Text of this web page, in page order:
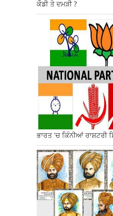
ਕੌਡੀ ਤੇ ਦਮੜੀ ?
ਭਾਰਤ 'ਚ ਕਿੰਨੀਆਂ ਰਾਸ਼ਟਰੀ